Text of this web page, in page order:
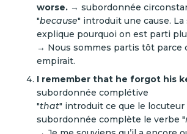
worse. → subordonnée
"because" introduit une cause.
explique pourquoi on est parti
→ Nous sommes partis tôt parce
empirait.
I remember that he forgot his
subordonnée complétive
"that" introduit ce que le locuteur
subordonnée complète le verbe "